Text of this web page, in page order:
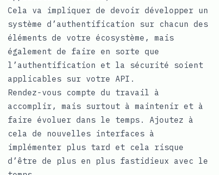
Cela va impliquer de devoir développer un
système d’authentification sur chacun des
éléments de votre écosystème, mais
également de faire en sorte que
l’authentification et la sécurité soient
applicables sur votre API.
Rendez-vous compte du travail à
accomplir, mais surtout à maintenir et à
faire évoluer dans le temps. Ajoutez à
cela de nouvelles interfaces à
implémenter plus tard et cela risque
d’être de plus en plus fastidieux avec le